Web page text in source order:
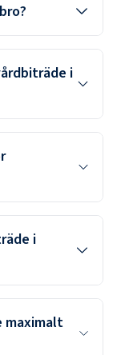
i
i
maximalt